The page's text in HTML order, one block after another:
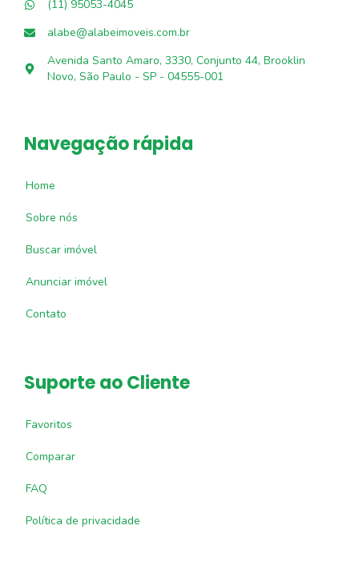
(11) 95053-4045
alabe@alabeimoveis.com.br
Avenida Santo Amaro, 3330, Conjunto 44, Brooklin
Novo, São Paulo - SP - 04555-001
Navegação rápida
Home
Sobre nós
Buscar imóvel
Anunciar imóvel
Contato
Suporte ao Cliente
Favoritos
Comparar
FAQ
Política de privacidade